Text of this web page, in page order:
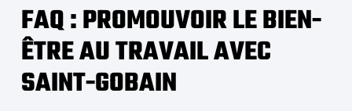
FAQ : PROMOUVOIR LE BIEN-
ÊTRE AU TRAVAIL AVEC
SAINT-GOBAIN